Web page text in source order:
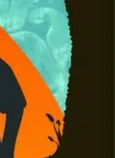
Paul Salo skildrar i den
kriget.
Boken leder också
och med de minnen jag har,
och också skapa medkänsla till